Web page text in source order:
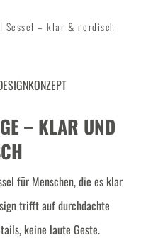
Sessel – klar & nordisch
– KLAR UND
für Menschen, die es klar
trifft auf durchdachte
keine laute Geste.